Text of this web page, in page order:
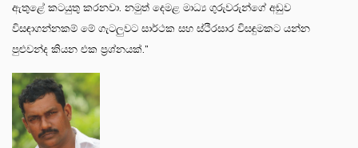
ඇතුළේ කටයුතු කරනවා. නමුත් දෙමළ මාධ්‍ය ගුරුවරුන්ගේ අඩුව
විසඳාගන්නකම් මේ ගැටලුවට සාර්ථක සහ ස්ථිරසාර විසඳුමකට යන්න
පුළුවන්ද කියන එක ප්‍රශ්නයක්.”